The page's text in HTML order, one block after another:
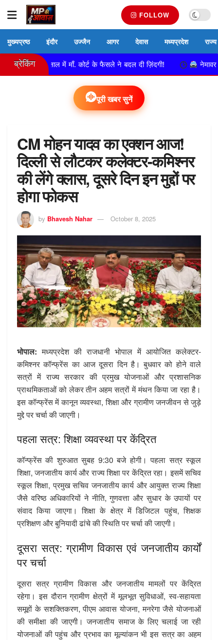
FOLLOW
मुख्यप्रष्ठ इंदौर उज्जैन आगर देवास मध्यप्रदेश राज्य
ब्रेकिंग
13 साल में माँ. कोर्ट के फैसले ने बदल दी ज़िंदगी! नेमावर पुलिस
पूरी खबर सुनें
CM मोहन यादव का एक्शन आज!
दिल्ली से लौटकर कलेक्टर-कमिश्नर
की लेंगे क्लास, दूसरे दिन इन मुद्दों पर
होगा फोकस
by Bhavesh Nahar October 8, 2025
भोपाल:मध्यप्रदेश की राजधानी भोपाल में आयोजित कलेक्टर-
कमिश्नर कॉन्फ्रेंस का आज दूसरा दिन है। बुधवार को होने वाले
सत्रों में राज्य सरकार की प्रमुख योजनाओं और प्रशासनिक
प्राथमिकताओं को लेकर तीन अहम सत्रों में मंथन किया जा रहा है।
इस कॉन्फ्रेंस में कानून व्यवस्था, शिक्षा और ग्रामीण जनजीवन से जुड़े
मुद्दे पर चर्चा की जाएगी।
पहला सत्र: शिक्षा व्यवस्था पर केंद्रित
कॉन्फ्रेंस की शुरुआत सुबह 9:30 बजे होगी। पहला सत्र स्कूल
शिक्षा, जनजातीय कार्य और राज्य शिक्षा पर केंद्रित रहा। इसमें सचिव
स्कूल शिक्षा, प्रमुख सचिव जनजातीय कार्य और आयुक्त राज्य शिक्षा
जैसे वरिष्ठ अधिकारियों ने नीति, गुणवत्ता और सुधार के उपायों पर
संवाद किया जाएगा। शिक्षा के क्षेत्र में डिजिटल पहुंच, शिक्षक
प्रशिक्षण और बुनियादी ढांचे की स्थिति पर चर्चा की जाएगी।
दूसरा सत्र: ग्रामीण विकास एवं जनजातीय कार्यों
पर चर्चा
दूसरा सत्र ग्रामीण विकास और जनजातीय मामलों पर केंद्रित
रहेगा। इस दौरान ग्रामीण क्षेत्रों में मूलभूत सुविधाओं, स्व-सहायता
समूहों के सशक्तिकरण, पीएम आवास योजना, मनरेगा जैसे योजनाओं
की समीक्षा की जाएगी। जनजातीय समाज के लिए चलाई जा रही
योजनाओं की पहुंच और प्रभाव का मूल्यांकन भी इस सत्र का अहम